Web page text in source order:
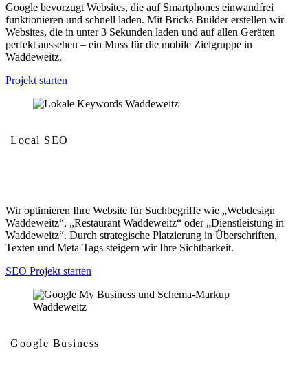
Google bevorzugt Websites, die auf Smartphones einwandfrei
funktionieren und schnell laden. Mit Bricks Builder erstellen wir
Websites, die in unter 3 Sekunden laden und auf allen Geräten
perfekt aussehen – ein Muss für die mobile Zielgruppe in
Waddeweitz.
Projekt starten
Local SEO
Wir optimieren Ihre Website für Suchbegriffe wie „Webdesign
Waddeweitz“, „Restaurant Waddeweitz“ oder „Dienstleistung in
Waddeweitz“. Durch strategische Platzierung in Überschriften,
Texten und Meta-Tags steigern wir Ihre Sichtbarkeit.
SEO Projekt starten
Google Business